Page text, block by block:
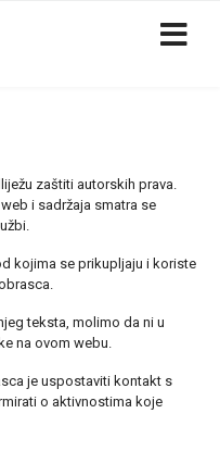
zaštiti autorskih prava.
i sadržaja smatra se
kojima se prikupljaju i koriste
teksta, molimo da ni u
na ovom webu.
je uspostaviti kontakt s
o aktivnostima koje